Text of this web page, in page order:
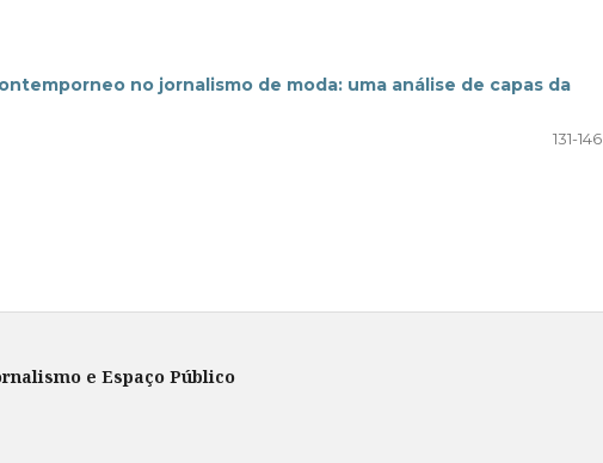
no jornalismo de moda: uma análise de capas da
131-146
e Espaço Público